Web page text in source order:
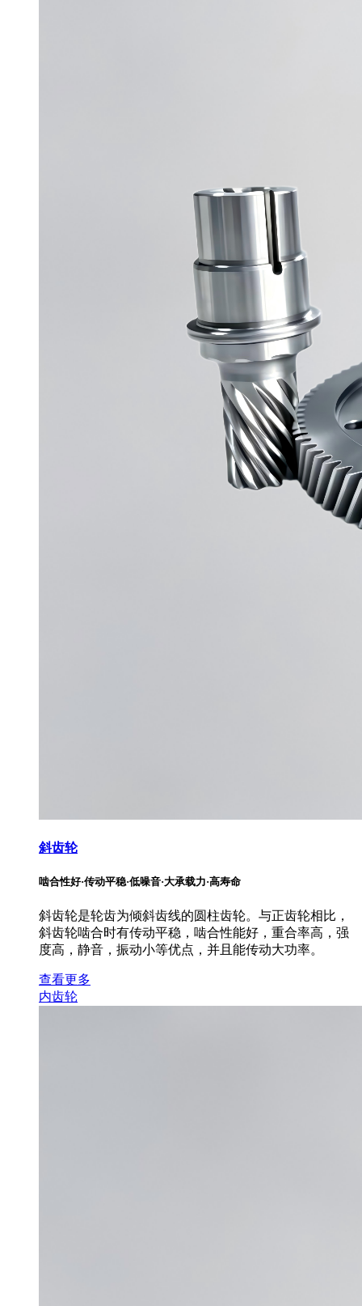
斜齿轮
啮合性好·传动平稳·低噪音·大承载力·高寿命
斜齿轮是轮齿为倾斜齿线的圆柱齿轮。与正齿轮相比，
斜齿轮啮合时有传动平稳，啮合性能好，重合率高，强
度高，静音，振动小等优点，并且能传动大功率。
查看更多
内齿轮